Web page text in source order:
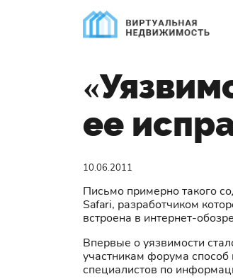
ее
10.06.2011
Письмо примерно такого
Safari, разработчиком
встроена в интернет-
Впервые о уязвимости
участникам форума способ
специалистов по